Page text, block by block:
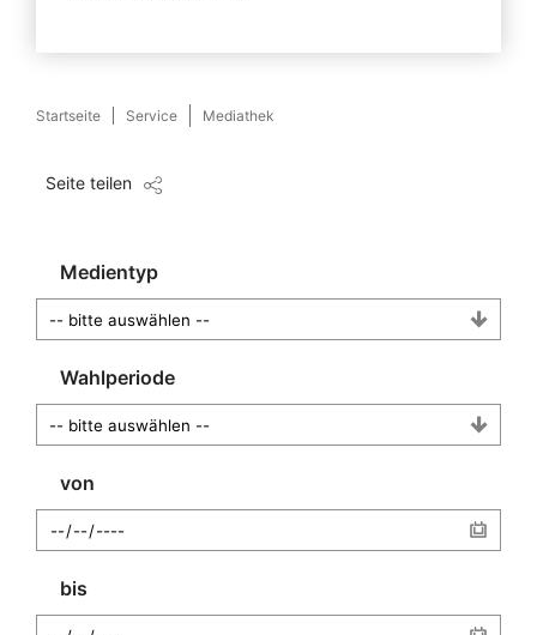
Startseite Service Mediathek
Seite teilen
Medientyp
Wahlperiode
von
bis